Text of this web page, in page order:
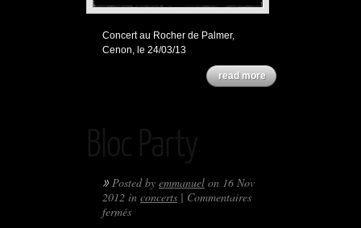
Concert au Rocher de Palmer,
Cenon, le 24/03/13
read more
» Posted by emmanuel on 16 Nov
2012 in concerts | Commentaires
ferméssur